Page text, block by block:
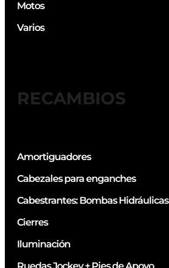
Motos
Varios
RECAMBIOS
Amortiguadores
Cabezales para enganches
Cabestrantes: Bombas Hidráulicas
Cierres
Iluminación